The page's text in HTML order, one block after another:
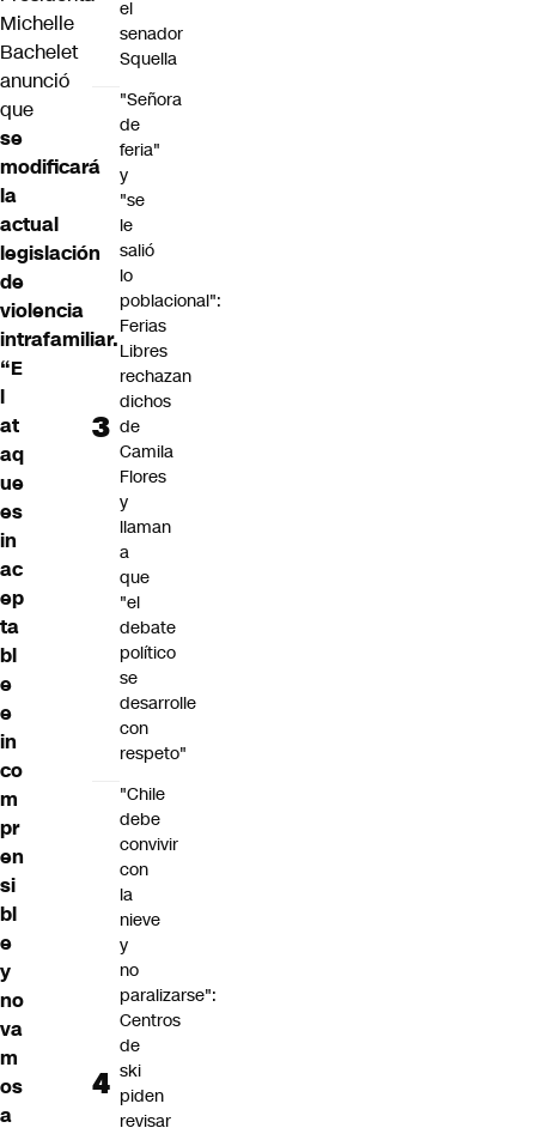
Michelle
Bachelet
anunció
que
se
modificará
la
actual
legislación
de
violencia
intrafamiliar.
“E
l
at
aq
ue
es
in
ac
ep
ta
bl
e
e
in
co
m
pr
en
si
bl
e
y
no
va
m
os
a
el
senador
Squella
"Señora
de
feria"
y
"se
le
salió
lo
poblacional":
Ferias
Libres
rechazan
dichos
de
Camila
Flores
y
llaman
a
que
"el
debate
político
se
desarrolle
con
respeto"
"Chile
debe
convivir
con
la
nieve
y
no
paralizarse":
Centros
de
ski
piden
revisar